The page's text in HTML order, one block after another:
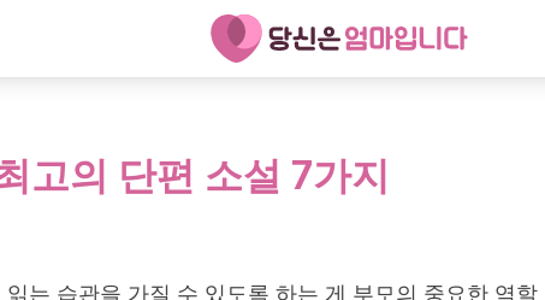
고의 단편 소설 7가지
는 습관을 가질 수 있도록 하는 게 부모의 중요한 역할